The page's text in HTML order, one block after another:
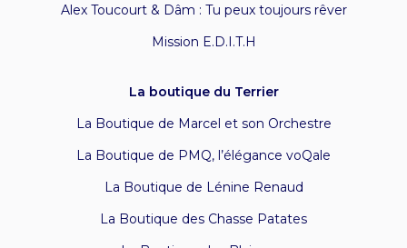
Alex Toucourt & Dâm : Tu peux toujours rêver
Mission E.D.I.T.H
La boutique du Terrier
La Boutique de Marcel et son Orchestre
La Boutique de PMQ, l’élégance voQale
La Boutique de Lénine Renaud
La Boutique des Chasse Patates